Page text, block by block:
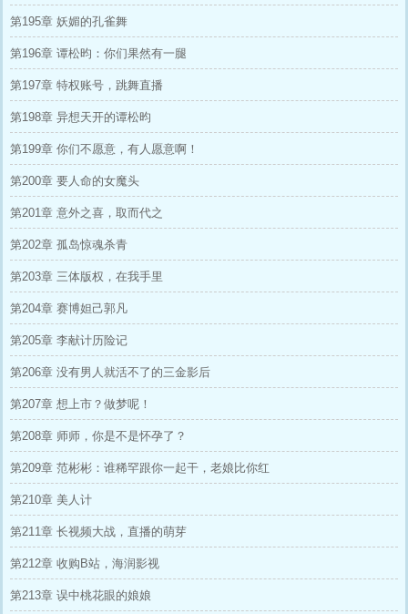
第195章 妖媚的孔雀舞
第196章 谭松昀：你们果然有一腿
第197章 特权账号，跳舞直播
第198章 异想天开的谭松昀
第199章 你们不愿意，有人愿意啊！
第200章 要人命的女魔头
第201章 意外之喜，取而代之
第202章 孤岛惊魂杀青
第203章 三体版权，在我手里
第204章 赛博妲己郭凡
第205章 李献计历险记
第206章 没有男人就活不了的三金影后
第207章 想上市？做梦呢！
第208章 师师，你是不是怀孕了？
第209章 范彬彬：谁稀罕跟你一起干，老娘比你红
第210章 美人计
第211章 长视频大战，直播的萌芽
第212章 收购B站，海润影视
第213章 误中桃花眼的娘娘